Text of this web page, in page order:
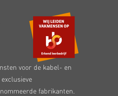
voor de kabel- en
fabrikanten.